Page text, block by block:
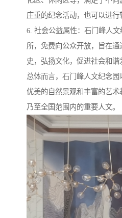
庄重的纪念活动，也可以进行
6. 社会公益属性：石门峰人
所，免费向公众开放，旨在
史，弘扬文化，促进社会和谐
总体而言，石门峰人文纪念园
优美的自然景观和丰富的艺
乃至全国范围内的重要人文。